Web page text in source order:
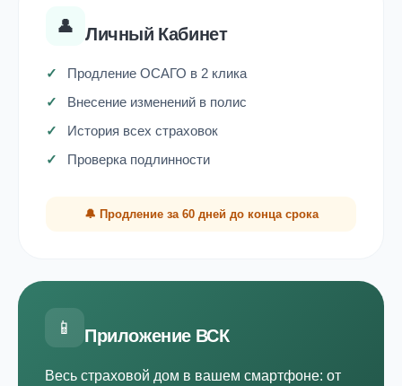
👤 Личный Кабинет
Продление ОСАГО в 2 клика
Внесение изменений в полис
История всех страховок
Проверка подлинности
🔔 Продление за 60 дней до конца срока
📱 Приложение ВСК
Весь страховой дом в вашем смартфоне: от